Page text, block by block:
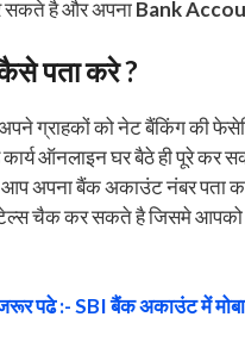
है और अपनाBank
पता करे ?
ग्राहकों को नेट बैंकिंग की
ऑनलाइन घर बैठे ही पूरे कर
आप अपना बैंक अकाउंट नंबर पता
चैक कर सकते है जिसमे आपको
पढे :- SBI बैंक अकाउंट में